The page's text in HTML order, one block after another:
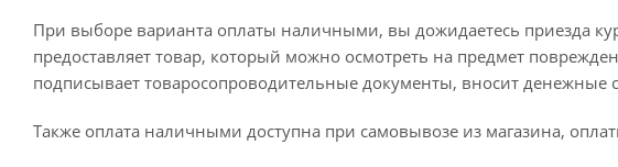
При выборе варианта оплаты наличными, вы дожидаетесь приезда
предоставляет товар, который можно осмотреть на предмет
подписывает товаросопроводительные документы, вносит денежные
Также оплата наличными доступна при самовывозе из магазина,